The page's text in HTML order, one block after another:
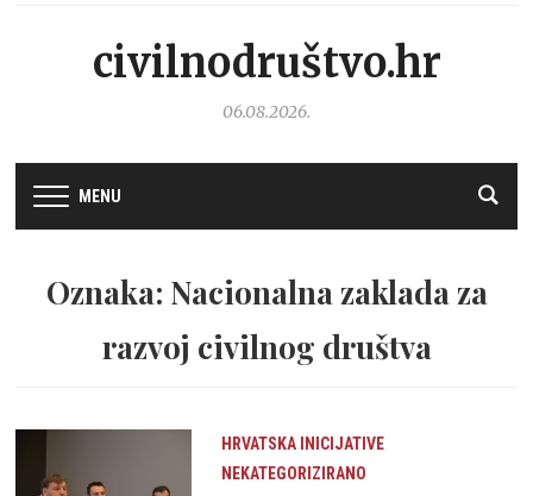
civilnodruštvo.hr
06.08.2026.
MENU
Oznaka: Nacionalna zaklada za
razvoj civilnog društva
HRVATSKA
INICIJATIVE
NEKATEGORIZIRANO